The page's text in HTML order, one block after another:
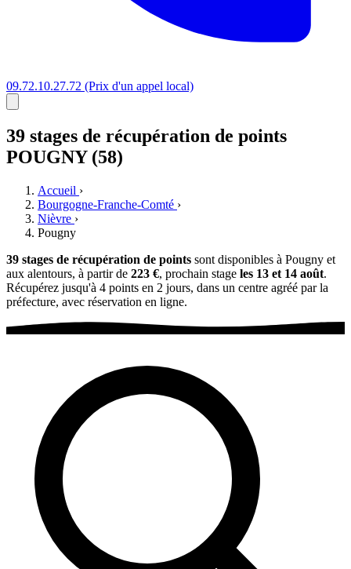
09.72.10.27.72 (Prix d'un appel local)
39 stages de récupération de points
POUGNY (58)
Accueil ›
Bourgogne-Franche-Comté ›
Nièvre ›
Pougny
39 stages de récupération de points sont disponibles à Pougny et
aux alentours, à partir de 223 €, prochain stage les 13 et 14 août.
Récupérez jusqu'à 4 points en 2 jours, dans un centre agréé par la
préfecture, avec réservation en ligne.